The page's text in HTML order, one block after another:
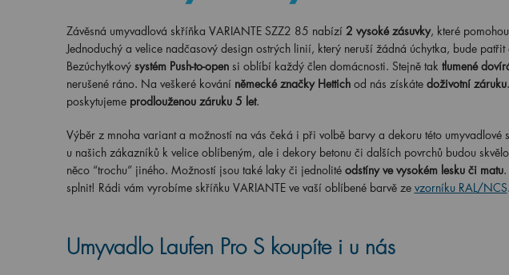
Závěsná umyvadlová skříňka VARIANTE SZZ2 85 nabízí 2 vysoké zásuvky, které
Jednoduchý a velice nadčasový design ostrých linií, který neruší žádná úchytka, bude
Bezúchytkový systém Push-to-open si oblíbí každý člen domácnosti. Stejně tak tlumené
nerušené ráno. Na veškeré kování německé značky Hettichod nás získáte doživotní záruku
poskytujeme prodlouženou záruku 5 let.
Výběr z mnoha variant a možností na vás čeká i při volbě barvy a dekoru této umyvadlové
u našich zákazníků k velice oblíbeným, ale i dekory betonu či dalších povrchů budou
něco “trochu” jiného. Možností jsou také laky či jednolité odstíny ve vysokém lesku či matu.
splnit! Rádi vám vyrobíme skříňku VARIANTE ve vaší oblíbené barvě ze vzorníku RAL/NCS.
Umyvadlo Laufen Pro S koupíte i u nás